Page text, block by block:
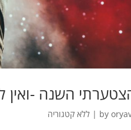
השנה -ואין
by
| ללא קטגוריה